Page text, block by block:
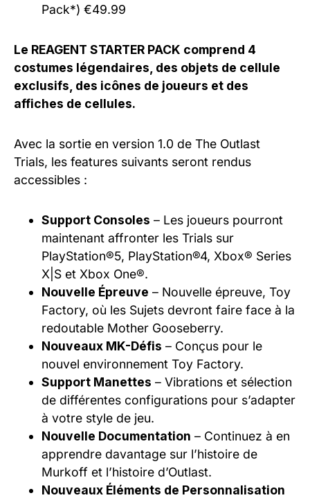
Pack*) €49.99
Le REAGENT STARTER PACK comprend 4
costumes légendaires, des objets de cellule
exclusifs, des icônes de joueurs et des
affiches de cellules.
Avec la sortie en version 1.0 de The Outlast
Trials, les features suivants seront rendus
accessibles :
Support Consoles – Les joueurs pourront
maintenant affronter les Trials sur
PlayStation®5, PlayStation®4, Xbox® Series
X|S et Xbox One®.
Nouvelle Épreuve – Nouvelle épreuve, Toy
Factory, où les Sujets devront faire face à la
redoutable Mother Gooseberry.
Nouveaux MK-Défis – Conçus pour le
nouvel environnement Toy Factory.
Support Manettes – Vibrations et sélection
de différentes configurations pour s’adapter
à votre style de jeu.
Nouvelle Documentation – Continuez à en
apprendre davantage sur l’histoire de
Murkoff et l’histoire d’Outlast.
Nouveaux Éléments de Personnalisation